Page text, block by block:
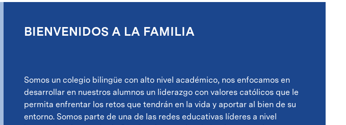
BIENVENIDOS A LA FAMILIA
Somos un colegio bilingüe con alto nivel académico, nos enfocamos en
desarrollar en nuestros alumnos un liderazgo con valores católicos que le
permita enfrentar los retos que tendrán en la vida y aportar al bien de su
entorno. Somos parte de una de las redes educativas líderes a nivel